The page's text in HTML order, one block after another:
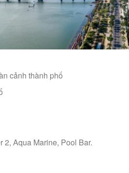
cảnh thành phố
2, Aqua Marine, Pool Bar.